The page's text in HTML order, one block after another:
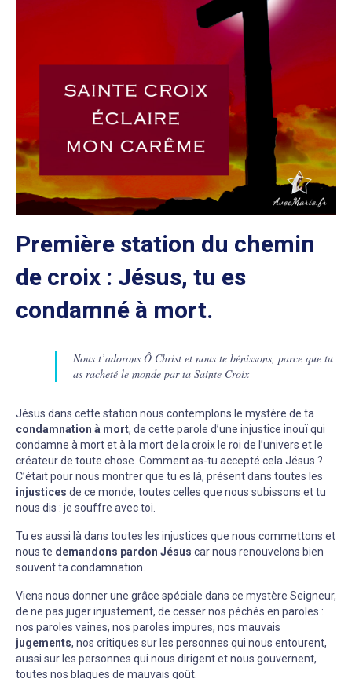
Première station du chemin
de croix : Jésus, tu es
condamné à mort.
Nous t’adorons Ô Christ et nous te bénissons, parce que tu
as racheté le monde par ta Sainte Croix
Jésus dans cette station nous contemplons le mystère de ta
condamnation à mort, de cette parole d’une injustice inouï qui
condamne à mort et à la mort de la croix le roi de l’univers et le
créateur de toute chose. Comment as-tu accepté cela Jésus ?
C’était pour nous montrer que tu es là, présent dans toutes les
injustices de ce monde, toutes celles que nous subissons et tu
nous dis : je souffre avec toi.
Tu es aussi là dans toutes les injustices que nous commettons et
nous te demandons pardon Jésus car nous renouvelons bien
souvent ta condamnation.
Viens nous donner une grâce spéciale dans ce mystère Seigneur,
de ne pas juger injustement, de cesser nos péchés en paroles :
nos paroles vaines, nos paroles impures, nos mauvais
jugements, nos critiques sur les personnes qui nous entourent,
aussi sur les personnes qui nous dirigent et nous gouvernent,
toutes nos blagues de mauvais goût.